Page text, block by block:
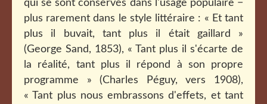
qui se sont conservés dans l'usage populaire −
plus rarement dans le style littéraire : « Et tant
plus il buvait, tant plus il était gaillard »
(George Sand, 1853), « Tant plus il s'écarte de
la réalité, tant plus il répond à son propre
programme » (Charles Péguy, vers 1908),
« Tant plus nous embrassons d'effets, et tant